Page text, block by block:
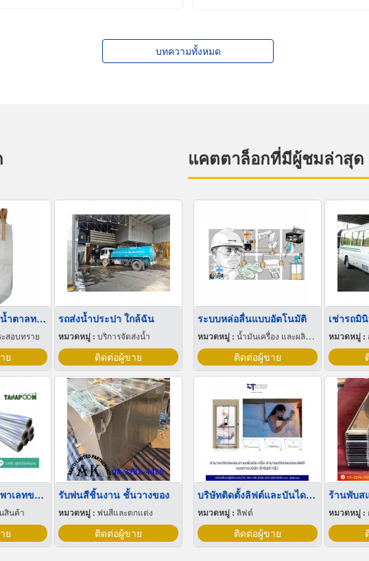
บทความทั้งหมด
ขายส่ง บิ๊กแบ็คใส่น้ำตาลทราย สมุทรปราการ
สอบทราย
ย
รถส่งน้ำประปา ใกล้ฉัน
หมวดหมู่ :บริการจัดส่งน้ำ
ติดต่อผู้ขาย
ขายส่งฟิล์มยืดพันพาเลทขนาดพันด้วยมือ Hand wrap
สินค้า
ย
รับพ่นสีชิ้นงาน ชั้นวางของ
หมวดหมู่ :พ่นสีและตกแต่ง
ติดต่อผู้ขาย
แคตตาล็อกที่มีผู้ชมล่าสุด
ระบบหล่อลื่นแบบอัตโนมัติ
หมวดหมู่ : น้ำมันเครื่อง และผลิตภัณฑ์หล่อลื่น
ติดต่อผู้ขาย
หมวดหมู่ :
บริษัทติดตั้งลิฟต์และบันไดเลื่อน
หมวดหมู่ : ลิฟต์
ติดต่อผู้ขาย
ร้านพับส
หมวดหมู่ :